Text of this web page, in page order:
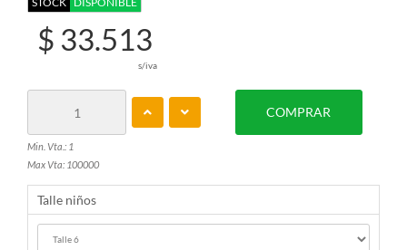
$ 33.513
s/iva
Min. Vta.: 1
Max Vta: 100000
COMPRAR
Talle niños